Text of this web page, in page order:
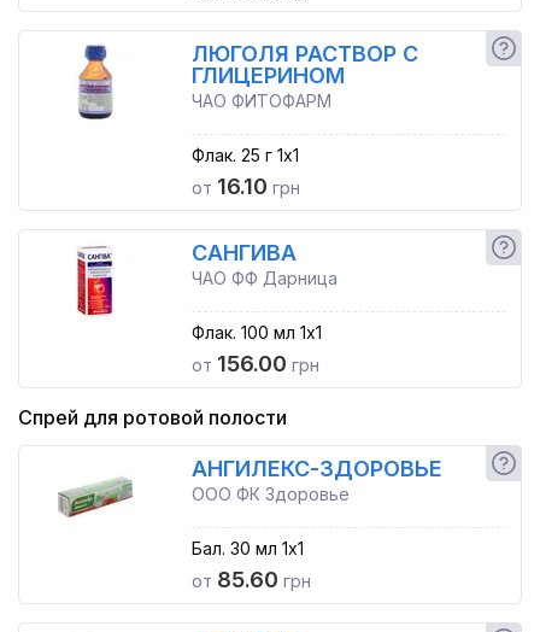
ЛЮГОЛЯ РАСТВОР С
ГЛИЦЕРИНОМ
ЧАО ФИТОФАРМ
Флак. 25 г 1x1
от 16.10 грн
САНГИВА
ЧАО ФФ Дарница
Флак. 100 мл 1x1
от 156.00 грн
Спрей для ротовой полости
АНГИЛЕКС-ЗДОРОВЬЕ
ООО ФК Здоровье
Бал. 30 мл 1x1
от 85.60 грн